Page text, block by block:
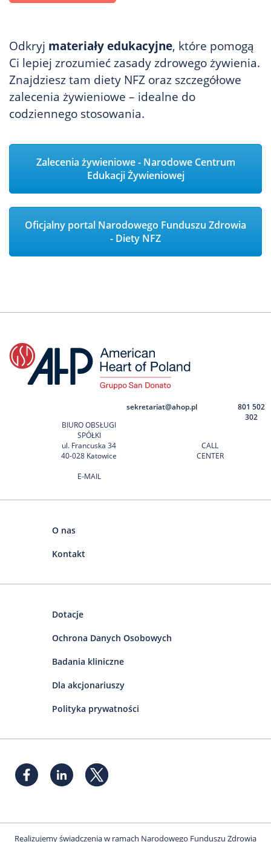
Odkryj materiały edukacyjne, które pomogą
Ci lepiej zrozumieć zasady zdrowego żywienia.
Znajdziesz tam diety NFZ oraz szczegółowe
zalecenia żywieniowe – idealne do
codziennego stosowania.
Zalecenia żywieniowe - Narodowe Centrum
Edukacji Żywieniowej
Oficjalny portal Narodowego Funduszu Zdrowia
- Diety NFZ
BIURO OBSŁUGI
SPÓŁKI
ul. Francuska 34
40-028 Katowice
E-MAIL
sekretariat@ahop.pl
CALL
CENTER
801 502
302
O nas
Kontakt
Dotacje
Ochrona Danych Osobowych
Badania kliniczne
Dla akcjonariuszy
Polityka prywatności
Realizujemy świadczenia w ramach Narodowego Funduszu Zdrowia